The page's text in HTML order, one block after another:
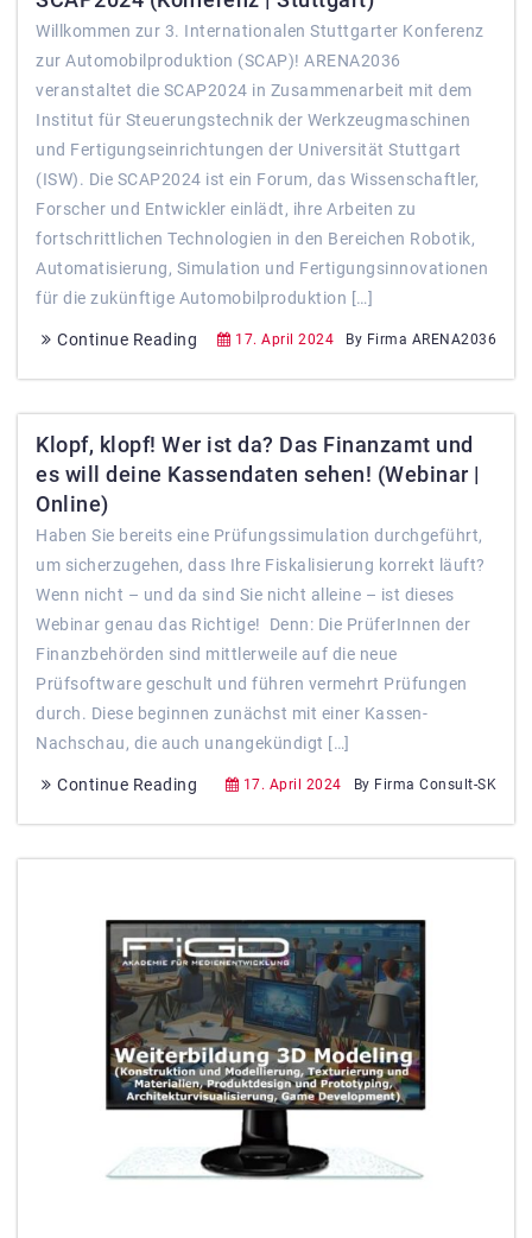
Willkommen zur 3. Internationalen Stuttgarter Konferenz
zur Automobilproduktion (SCAP)! ARENA2036
veranstaltet die SCAP2024 in Zusammenarbeit mit dem
Institut für Steuerungstechnik der Werkzeugmaschinen
und Fertigungseinrichtungen der Universität Stuttgart
(ISW). Die SCAP2024 ist ein Forum, das Wissenschaftler,
Forscher und Entwickler einlädt, ihre Arbeiten zu
fortschrittlichen Technologien in den Bereichen Robotik,
Automatisierung, Simulation und Fertigungsinnovationen
für die zukünftige Automobilproduktion […]
Continue Reading 17. April 2024 By Firma ARENA2036
Klopf, klopf! Wer ist da? Das Finanzamt und
es will deine Kassendaten sehen! (Webinar |
Online)
Haben Sie bereits eine Prüfungssimulation durchgeführt,
um sicherzugehen, dass Ihre Fiskalisierung korrekt läuft?
Wenn nicht – und da sind Sie nicht alleine – ist dieses
Webinar genau das Richtige! Denn: Die PrüferInnen der
Finanzbehörden sind mittlerweile auf die neue
Prüfsoftware geschult und führen vermehrt Prüfungen
durch. Diese beginnen zunächst mit einer Kassen-
Nachschau, die auch unangekündigt […]
Continue Reading 17. April 2024 By Firma Consult-SK